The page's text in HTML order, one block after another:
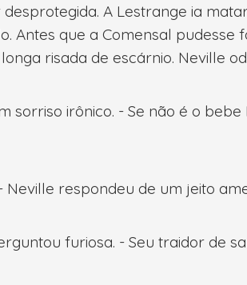
A Lestrange ia
Antes que a Comensal
risada de escárnio. Neville
irônico. - Se não é o
respondeu de um jeito
furiosa. - Seu traidor de